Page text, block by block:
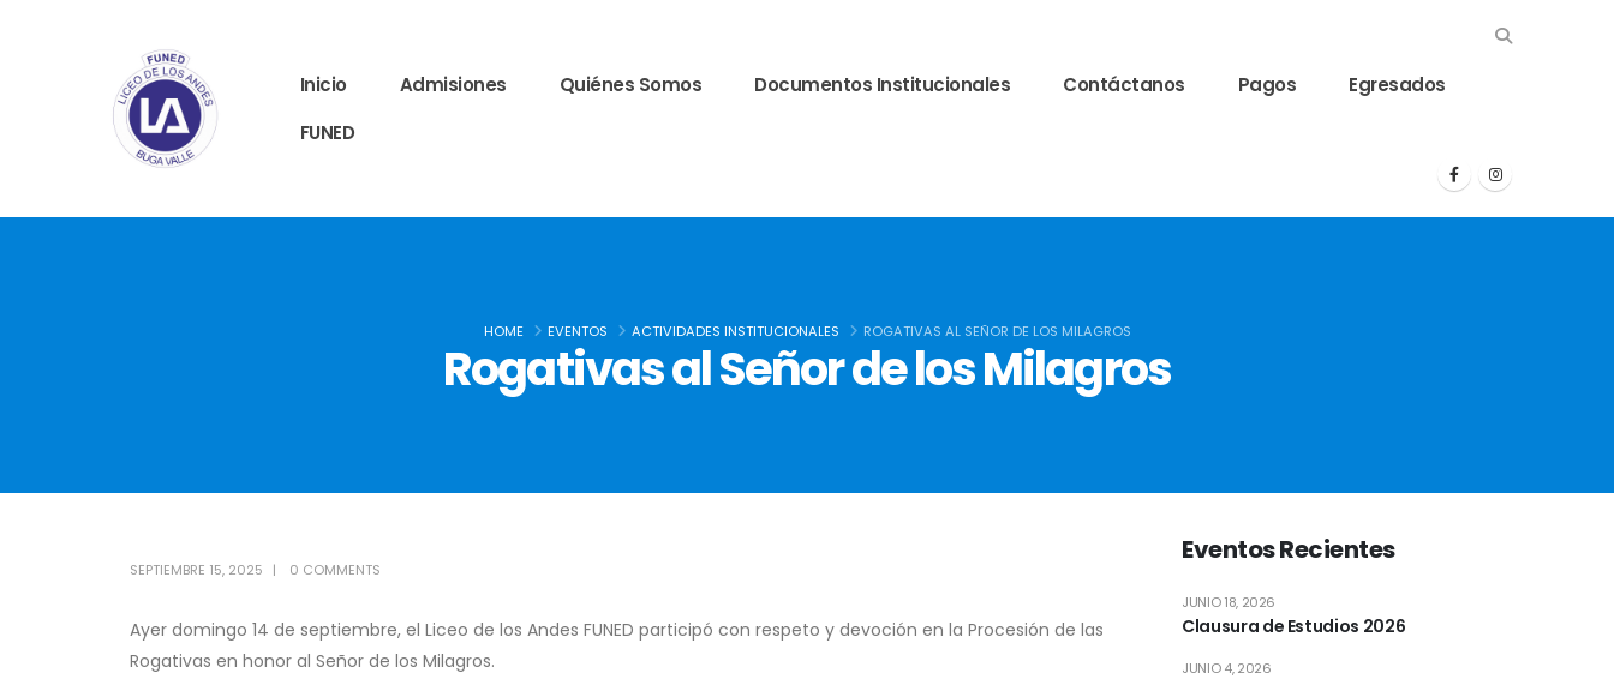
Inicio Admisiones Quiénes Somos Documentos Institucionales Contáctanos Pagos
Egresados
FUNED
HOME EVENTOS ACTIVIDADES INSTITUCIONALES ROGATIVAS AL SEÑOR DE LOS MILAGROS
Rogativas al Señor de los Milagros
SEPTIEMBRE 15, 2025 0 COMMENTS
Ayer domingo 14 de septiembre, el Liceo de los Andes FUNED participó con respeto y devoción en la Procesión de las
Rogativas en honor al Señor de los Milagros.
Eventos Recientes
Clausura de Estudios 2026
JUNIO 18, 2026
JUNIO 4, 2026